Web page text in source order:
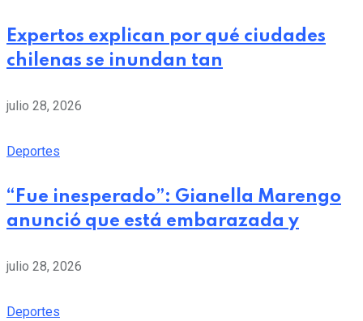
Expertos explican por qué ciudades
chilenas se inundan tan
julio 28, 2026
Deportes
“Fue inesperado”: Gianella Marengo
anunció que está embarazada y
julio 28, 2026
Deportes